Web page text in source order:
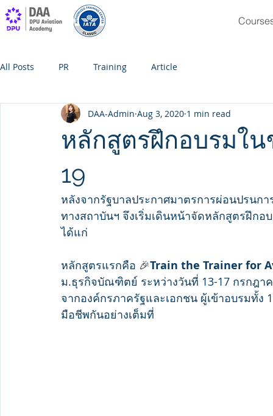
All Posts PR Training Article
หลักสูตรฝึกอบรมใ
19
DAA-Admin Aug 3, 2020 1 min read
หลังจากรัฐบาลประกาศมาตรการผ่อนปรนก
ทางสถาบันฯ จึงเริ่มเดินหน้าจัดหลักสูตรฝึก
ได้แก่
หลักสูตรแรกคือ 🎉Train the Trainer for
ม.ธุรกิจบัณฑิตย์ ระหว่างวันที่ 13-17 กรกฎา
จากองค์กรภาครัฐและเอกชน ผู้เข้าอบรมทั้ง
มือชีพกันอย่างเต็มที่